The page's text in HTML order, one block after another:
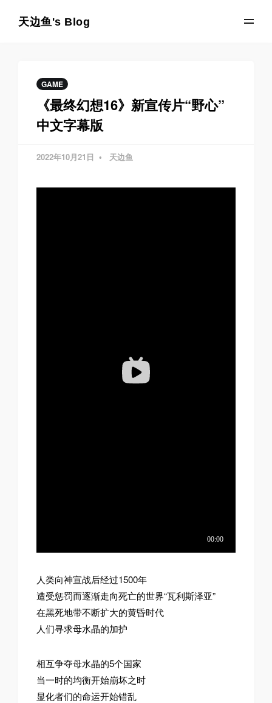
天边鱼's Blog
GAME
《最终幻想16》新宣传片“野心”
中文字幕版
2022年10月21日 天边鱼
人类向神宣战后经过1500年
遭受惩罚而逐渐走向死亡的世界“瓦利斯泽亚”
在黑死地带不断扩大的黄昏时代
人们寻求母水晶的加护
相互争夺母水晶的5个国家
当一时的均衡开始崩坏之时
显化者们的命运开始错乱